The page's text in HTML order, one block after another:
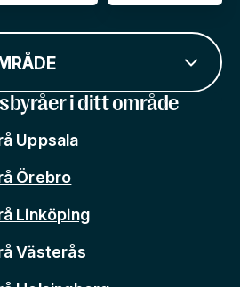
i ditt område
Uppsala
Örebro
Linköping
Västerås